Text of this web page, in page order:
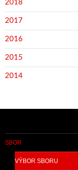
2018
2017
2016
2015
2014
SBOR
VÝBOR SBORU